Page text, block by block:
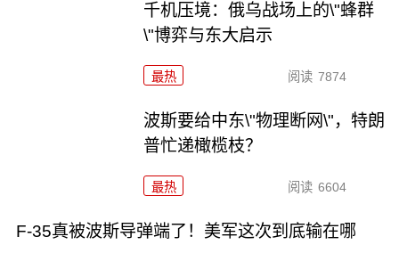
千机压境：俄乌战场上的\"蜂群
\"博弈与东大启示
最热 阅读 7874
波斯要给中东\"物理断网\"，特朗
普忙递橄榄枝？
最热 阅读 6604
F-35真被波斯导弹端了！美军这次到底输在哪